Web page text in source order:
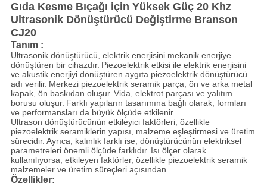
Gıda Kesme Bıçağı için Yüksek Güç 20 Khz
Ultrasonik Dönüştürücü Değiştirme Branson
CJ20
Tanım :
Ultrasonik dönüştürücü, elektrik enerjisini mekanik enerjiye
dönüştüren bir cihazdır. Piezoelektrik etkisi ile elektrik enerjisini
ve akustik enerjiyi dönüştüren aygıta piezoelektrik dönüştürücü
adı verilir. Merkezi piezoelektrik seramik parça, ön ve arka metal
kapak, ön baskıdan oluşur. Vida, elektrot parçası ve yalıtım
borusu oluşur. Farklı yapıların tasarımına bağlı olarak, formları
ve performansları da büyük ölçüde etkilenir.
Ultrason dönüştürücünün etkileyici faktörleri, özellikle
piezoelektrik seramiklerin yapısı, malzeme eşleştirmesi ve üretim
sürecidir. Ayrıca, kalınlık farklı ise, dönüştürücünün elektriksel
parametreleri önemli ölçüde farklıdır. Isı ölçer olarak
kullanılıyorsa, etkileyen faktörler, özellikle piezoelektrik seramik
malzemeler ve üretim süreçleri açısından.
Özellikler: